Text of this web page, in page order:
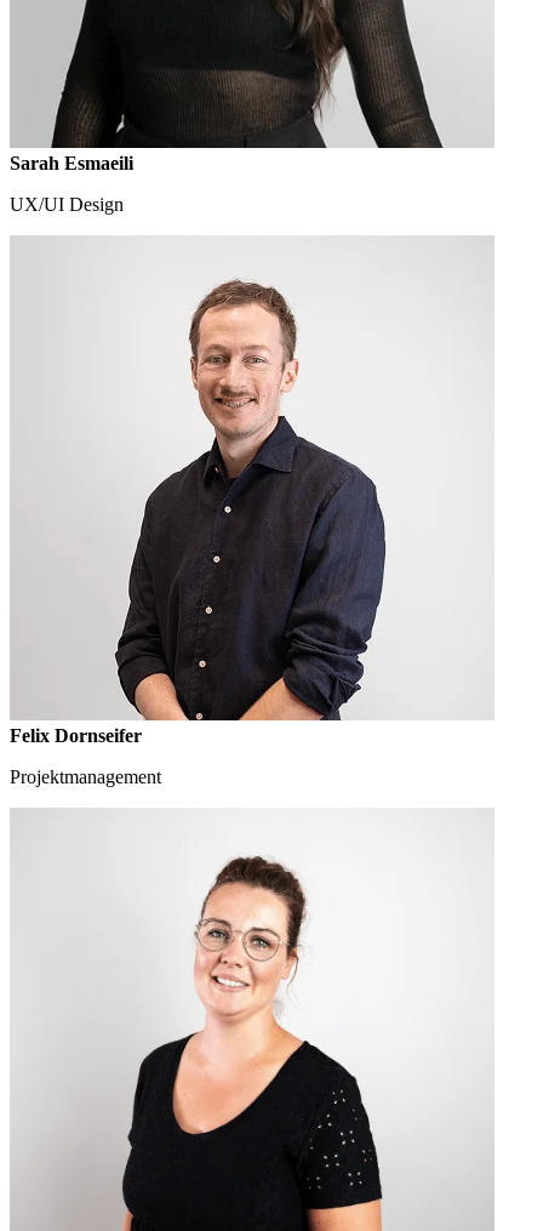
Sarah Esmaeili
UX/UI Design
Felix Dornseifer
Projektmanagement